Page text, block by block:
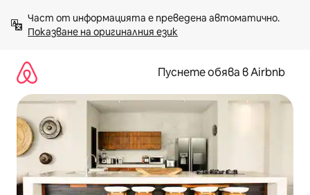
към
съдържанието
Показване на оригиналния език
Пуснете обява в Airbnb